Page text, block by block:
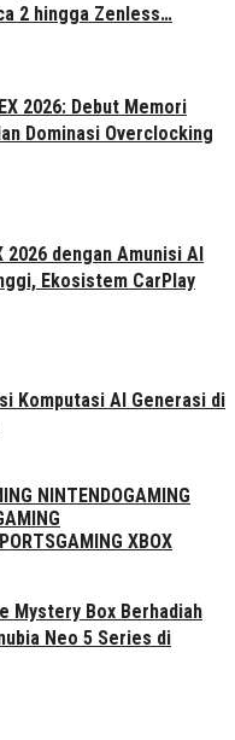
2 hingga Zenless…
2026: Debut Memori
Dominasi Overclocking
2026 dengan Amunisi AI
Ekosistem CarPlay
Komputasi AI Generasi di
NINTENDOGAMING
GAMING XBOX
Mystery Box Berhadiah
Neo 5 Series di